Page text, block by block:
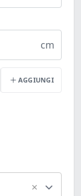
cm
AGGIUNGI
×